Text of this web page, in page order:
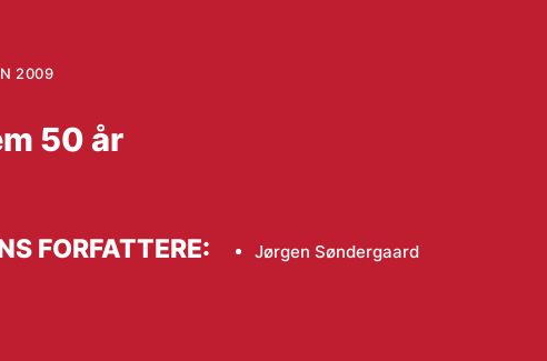
2009
50 år
FORFATTERE: Jørgen Søndergaard